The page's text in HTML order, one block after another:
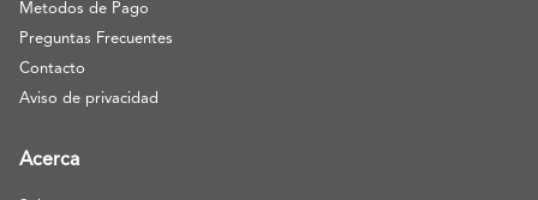
Metodos de Pago
Preguntas Frecuentes
Contacto
Aviso de privacidad
Acerca